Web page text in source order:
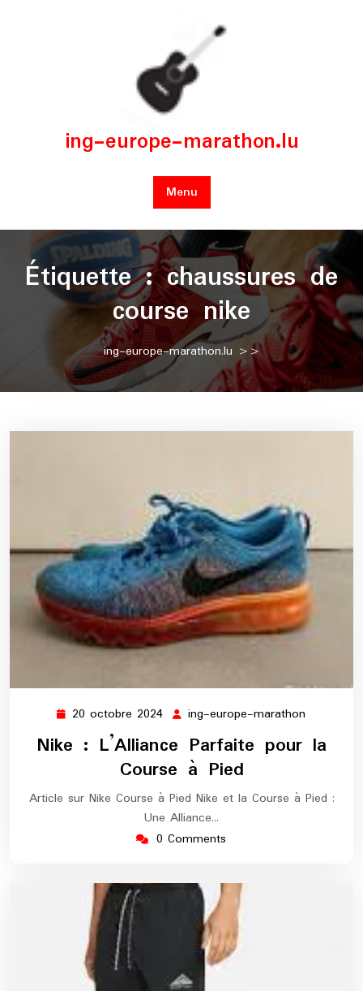
ing-europe-marathon.lu
Menu
Étiquette :chaussures de
course nike
ing-europe-marathon.lu >>
20 octobre 2024 20
octobre
2024
ing-europe-marathon
europe-
marathon
Nike : L’Alliance Parfaite pour la
Course à Pied
Article sur Nike Course à Pied Nike et la Course à Pied :
Une Alliance…
0 Comments